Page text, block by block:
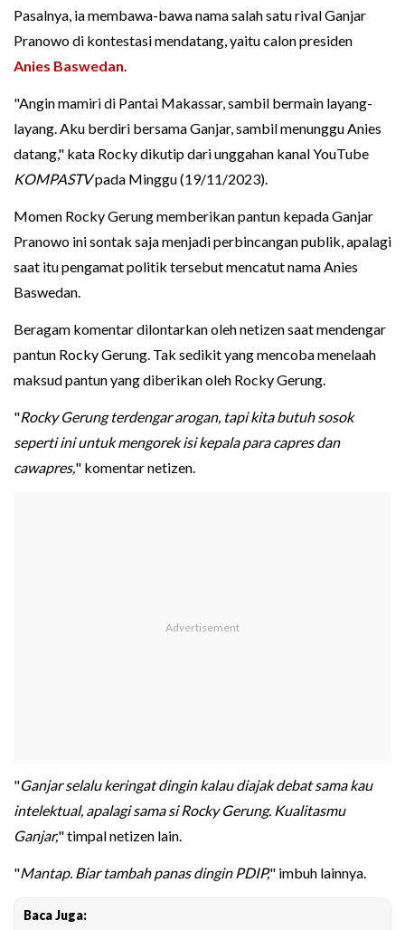
Pasalnya, ia membawa-bawa nama salah satu rival Ganjar
Pranowo di kontestasi mendatang, yaitu calon presiden
Anies Baswedan.
"Angin mamiri di Pantai Makassar, sambil bermain layang-
layang. Aku berdiri bersama Ganjar, sambil menunggu Anies
datang," kata Rocky dikutip dari unggahan kanal YouTube
KOMPASTVpada Minggu (19/11/2023).
Momen Rocky Gerung memberikan pantun kepada Ganjar
Pranowo ini sontak saja menjadi perbincangan publik, apalagi
saat itu pengamat politik tersebut mencatut nama Anies
Baswedan.
Beragam komentar dilontarkan oleh netizen saat mendengar
pantun Rocky Gerung. Tak sedikit yang mencoba menelaah
maksud pantun yang diberikan oleh Rocky Gerung.
"Rocky Gerung terdengar arogan, tapi kita butuh sosok
seperti ini untuk mengorek isi kepala para capres dan
cawapres," komentar netizen.
"Ganjar selalu keringat dingin kalau diajak debat sama kau
intelektual, apalagi sama si Rocky Gerung. Kualitasmu
Ganjar," timpal netizen lain.
"Mantap. Biar tambah panas dingin PDIP," imbuh lainnya.
Baca Juga: